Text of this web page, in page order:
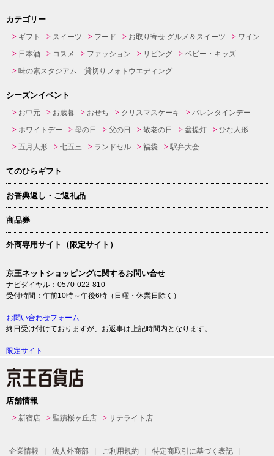
カテゴリー
ギフト スイーツ フード お取り寄せ グルメ＆スイーツ
ワイン
日本酒
コスメ ファッション リビング
ベビー・キッズ
味の素スタジアム 貸切りフォトウエディング
シーズンイベント
お中元 お歳暮 おせち クリスマスケーキ
バレンタインデー
ホワイトデー
母の日 父の日 敬老の日 盆提灯
ひな人形
五月人形
七五三 ランドセル 福袋 駅弁大会
てのひらギフト
お香典返し・ご返礼品
商品券
外商専用サイト（限定サイト）
京王ネットショッピングに関するお問い合せ
ナビダイヤル：0570-022-810
受付時間：午前10時～午後6時（日曜・休業日除く）
お問い合わせフォーム
終日受け付けておりますが、お返事は上記時間内となります。
限定サイト
店舗情報
新宿店 聖蹟桜ヶ丘店 サテライト店
企業情報 法人外商部 ご利用規約 特定商取引に基づく表記